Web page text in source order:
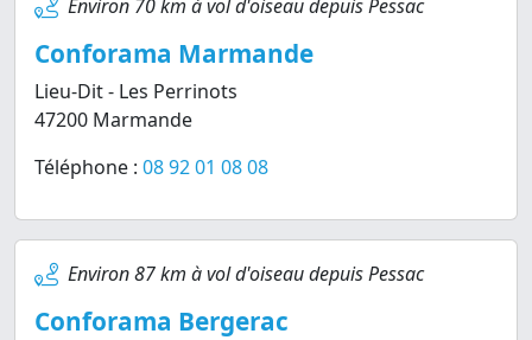
Environ 70 km à vol d'oiseau depuis Pessac
Conforama Marmande
Lieu-Dit - Les Perrinots
47200 Marmande
Téléphone : 08 92 01 08 08
Environ 87 km à vol d'oiseau depuis Pessac
Conforama Bergerac